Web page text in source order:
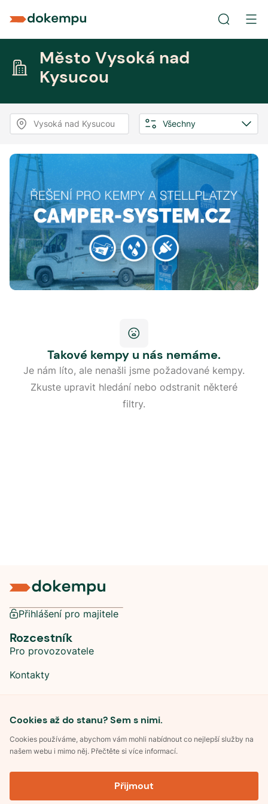
Město Vysoká nad
Kysucou
Vysoká nad Kysucou Všechny
Takové kempy u nás nemáme.
Je nám líto, ale nenašli jsme požadované kempy.
Zkuste upravit hledání nebo odstranit některé
filtry.
Cookies až do stanu? Sem s nimi.
Cookies používáme, abychom vám mohli nabídnout co nejlepší služby na
našem webu i mimo něj. Přečtěte si více informací.
Přijmout
Přihlášení pro majitele
Rozcestník
Pro provozovatele
Kontakty
Sociální sítě